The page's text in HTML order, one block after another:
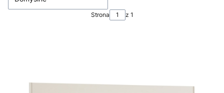
Strona z 1